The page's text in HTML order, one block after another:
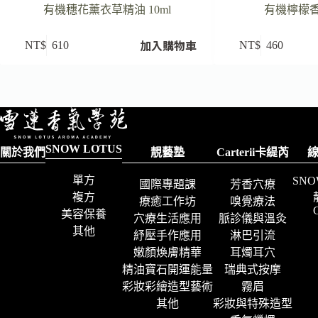
有機穗花薰衣草精油 10ml
NT$ 610 加入購物車
有機檸檬
NT$ 460
關於我們SNOW LOTUS
單方
複方
美容保養
其他
靚藝塾
國際專題課
療癒工作坊
穴療生活應用
紓壓手作應用
嫩顏煥膚精華
精油寶石開運能量
彩妝彩繪造型藝術
其他
Carterii卡緹芮
芳香穴療
嗅覺療法
脈診儀與溫灸
淋巴引流
耳燭耳穴
瑞典式按摩
霧眉
彩妝與特殊造型